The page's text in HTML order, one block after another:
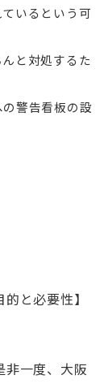
いるという可
と対処するた
警告看板の設
と必要性】
非一度、大阪